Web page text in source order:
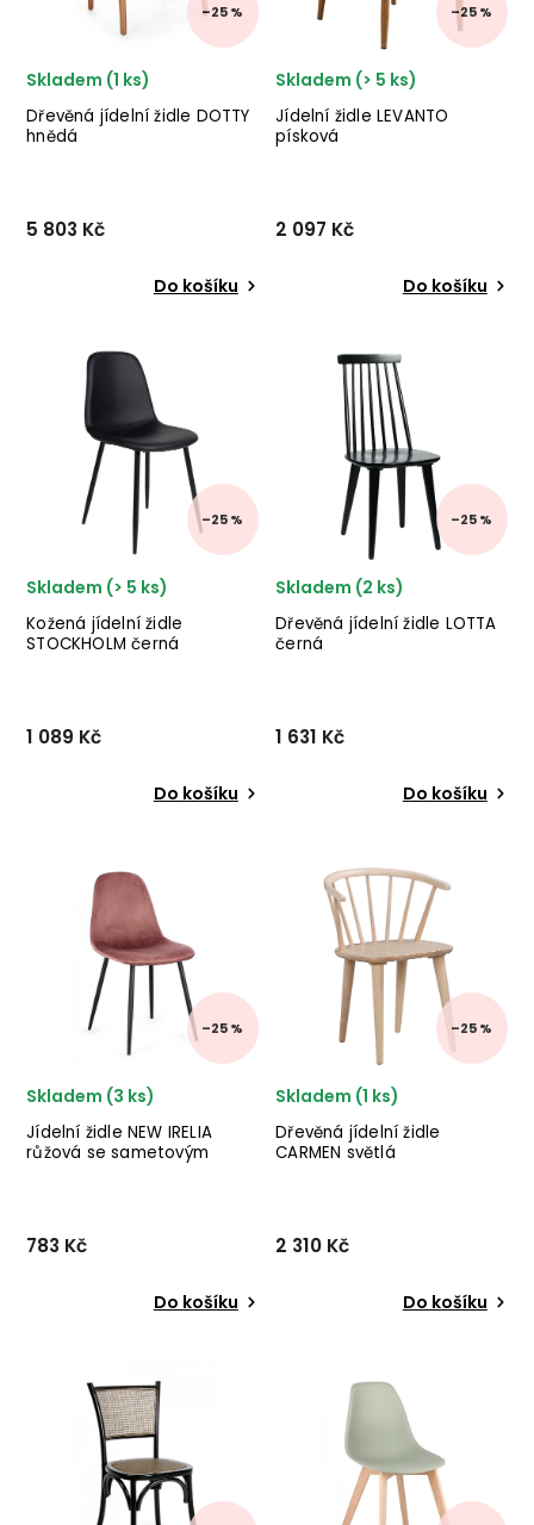
–25 %
Dřevěná jídelní židle DOTTY
hnědá
Skladem (1 ks)
5 803 Kč
Do košíku
nádherného nábytku
BIZZOTTO v provedení
masivního teakového
dřeva. ✅ krásný nábytek
✅ kvalitní materiály
✅ nejnižší c...
–25 %
Jídelní židle LEVANTO
písková
Skladem (> 5 ks)
2 097 Kč
Do košíku
nábytku HOUSE NORDIC v
kombinaci imitace dřeva a
pískového potahu.
–25 %
Kožená jídelní židle
STOCKHOLM černá
Skladem (> 5 ks)
1 089 Kč
Do košíku
výrobce nádherného
skandinávského
nábytku HOUSE NORDIC v
provedení černých
kovových nohou a černé
imitace kůže. ✅ krásn...
–25 %
Dřevěná jídelní židle LOTTA
černá
Skladem (2 ks)
1 631 Kč
Do košíku
designového výrobce
ROWICO v provedení černě
lakovaného kaučukového
dřeva. ✅ krásný nábytek
✅ kvalitní materiály ✅...
–25 %
Jídelní židle NEW IRELIA
růžová se sametovým
Skladem (3 ks)
783 Kč
Do košíku
stylového nábytku BIZZOTTO
v provedení černých
kovových nohou a růžového
sedáku.
–25 %
Dřevěná jídelní židle
CARMEN světlá
Skladem (1 ks)
2 310 Kč
Do košíku
designového výrobce
ROWICO v krásném
provedení světle
lakovaného kaučukového
dřeva. ✅ krásný nábytek
✅ kvalitní m...